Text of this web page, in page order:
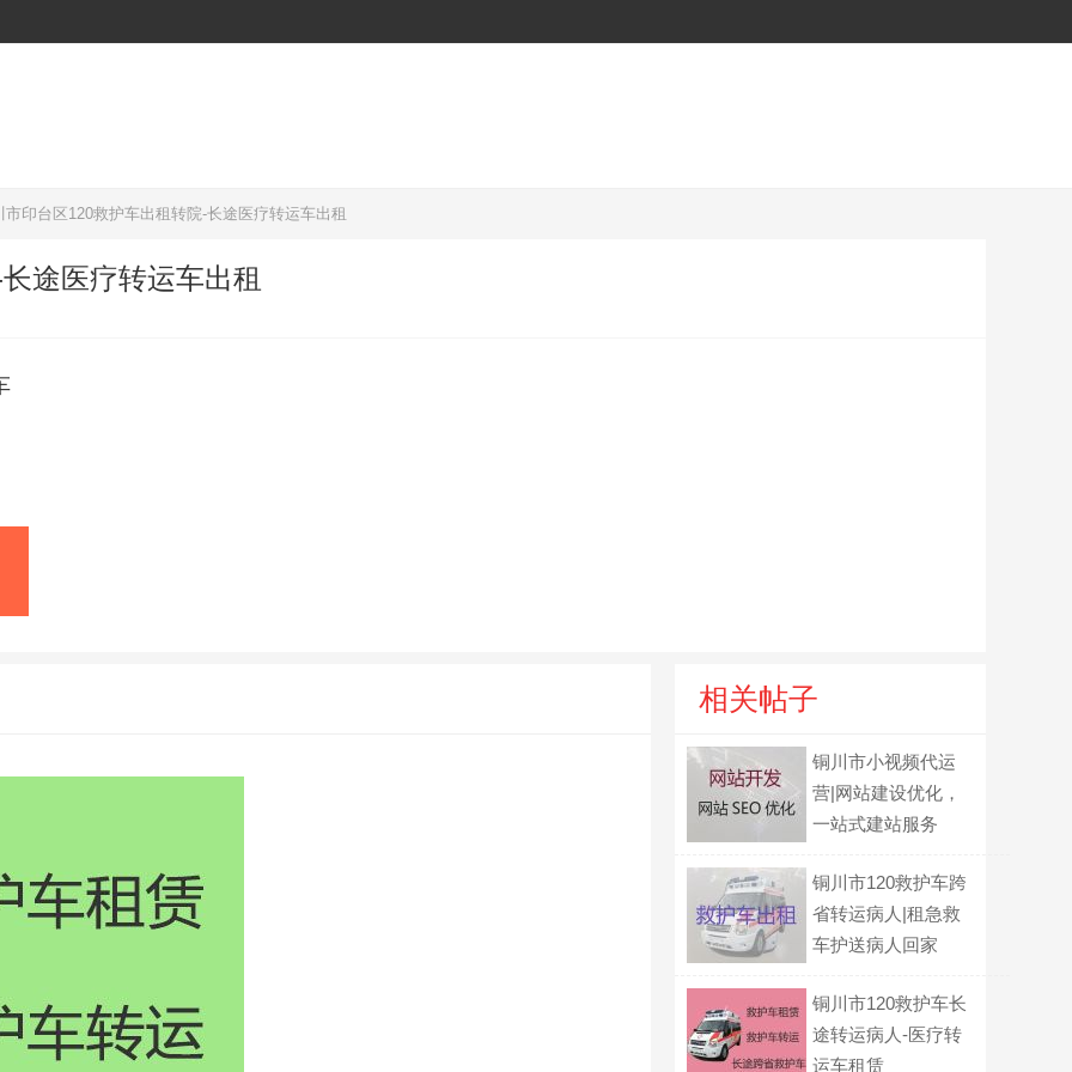
市印台区120救护车出租转院-长途医疗转运车出租
途医疗转运车出租
相关帖子
铜川市小视频代运
营|网站建设优化，
一站式建站服务
铜川市120救护车跨
省转运病人|租急救
车护送病人回家
铜川市120救护车长
途转运病人-医疗转
运车租赁